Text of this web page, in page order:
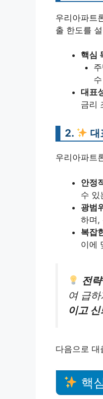
우리아파트
출 한도를
핵심
대표
금리
2. 대
우리아파트
안정
수 있
광범
하며,
복잡
이에
전
여 급
이고
다음으로 대
핵